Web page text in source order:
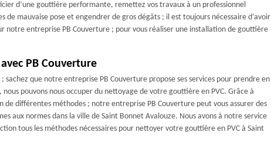
d’une gouttière performante, remettez vos travaux à un professionnel
de mauvaise pose et engendrer de gros dégâts ; il est toujours nécessaire d’avoir
notre entreprise PB Couverture ; pour vous réaliser une installation de gouttière
PB Couverture
sachez que notre entreprise PB Couverture propose ses services pour prendre en
pouvons nous occuper du nettoyage de votre gouttière en PVC. Grâce à
de différentes méthodes ; notre entreprise PB Couverture peut vous assurer des
aux normes dans la ville de Saint Bonnet Avalouze. Nous avons à notre service
tous les méthodes nécessaires pour nettoyer votre gouttière en PVC à Saint